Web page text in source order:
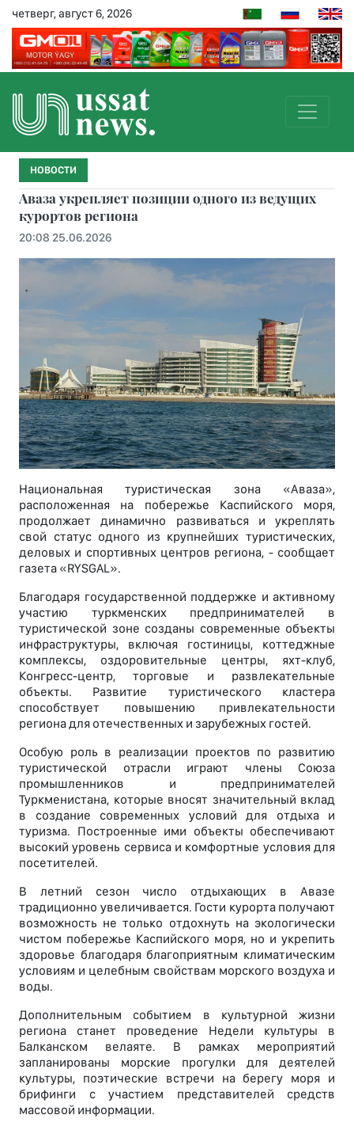
четверг, август 6, 2026
НОВОСТИ
Аваза укрепляет позиции одного из ведущих
курортов региона
20:08 25.06.2026
Национальная туристическая зона «Аваза»,
расположенная на побережье Каспийского моря,
продолжает динамично развиваться и укреплять
свой статус одного из крупнейших туристических,
деловых и спортивных центров региона, - сообщает
газета «RYSGAL».
Благодаря государственной поддержке и активному
участию туркменских предпринимателей в
туристической зоне созданы современные объекты
инфраструктуры, включая гостиницы, коттеджные
комплексы, оздоровительные центры, яхт-клуб,
Конгресс-центр, торговые и развлекательные
объекты. Развитие туристического кластера
способствует повышению привлекательности
региона для отечественных и зарубежных гостей.
Особую роль в реализации проектов по развитию
туристической отрасли играют члены Союза
промышленников и предпринимателей
Туркменистана, которые вносят значительный вклад
в создание современных условий для отдыха и
туризма. Построенные ими объекты обеспечивают
высокий уровень сервиса и комфортные условия для
посетителей.
В летний сезон число отдыхающих в Авазе
традиционно увеличивается. Гости курорта получают
возможность не только отдохнуть на экологически
чистом побережье Каспийского моря, но и укрепить
здоровье благодаря благоприятным климатическим
условиям и целебным свойствам морского воздуха и
воды.
Дополнительным событием в культурной жизни
региона станет проведение Недели культуры в
Балканском велаяте. В рамках мероприятий
запланированы морские прогулки для деятелей
культуры, поэтические встречи на берегу моря и
брифинги с участием представителей средств
массовой информации.